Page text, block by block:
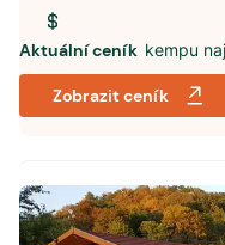
Aktuální ceník kempu
Zobrazit ceník